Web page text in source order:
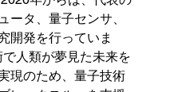
ータ、量子センサ、
開発を行っていま
人類が夢見た未来を
現のため、量子技術